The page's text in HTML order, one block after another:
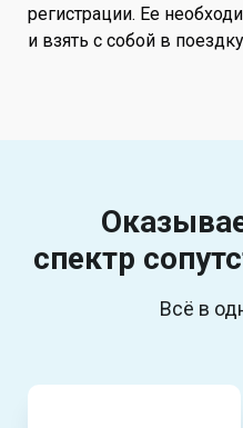
регистрации. Ее
и взять с собой в
спектр
Всё в